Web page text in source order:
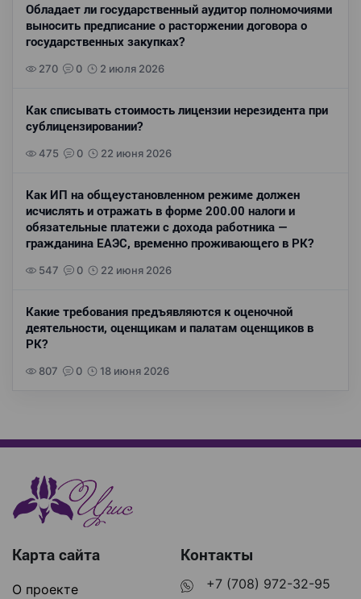
Обладает ли государственный аудитор полномочиями
выносить предписание о расторжении договора о
государственных закупках?
270 0 2 июля 2026
Как списывать стоимость лицензии нерезидента при
сублицензировании?
475 0 22 июня 2026
Как ИП на общеустановленном режиме должен
исчислять и отражать в форме 200.00 налоги и
обязательные платежи с дохода работника —
гражданина ЕАЭС, временно проживающего в РК?
547 0 22 июня 2026
Какие требования предъявляются к оценочной
деятельности, оценщикам и палатам оценщиков в
РК?
807 0 18 июня 2026
Карта сайта
О проекте
Контакты
+7 (708) 972-32-95